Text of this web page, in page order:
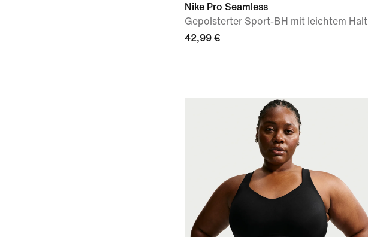
Nike Pro Seamless
Gepolsterter Sport-BH mit leichtem Halt
42,99 €